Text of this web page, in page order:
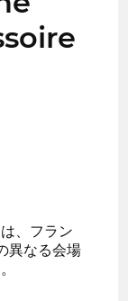
、フラン
異なる会場